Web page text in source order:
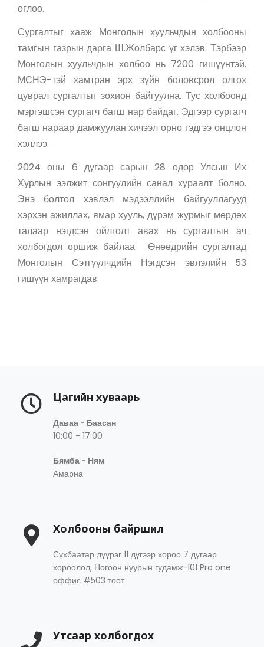
өглөө.
Сургалтыг хааж Монголын хуульчдын холбооны
тамгын газрын дарга Ш.Жолбарс үг хэлэв. Тэрбээр
Монголын хуульчдын холбоо нь 7200 гишүүнтэй.
МСНЭ-тэй хамтран эрх зүйн боловсрол олгох
цуврал сургалтыг зохион байгуулна. Тус холбоонд
мэргэшсэн сургагч багш нар байдаг. Эдгээр сургагч
багш нараар дамжуулан хичээл орно гэдгээ онцлон
хэллээ.
2024 оны 6 дугаар сарын 28 өдөр Улсын Их
Хурлын ээлжит сонгуулийн санал хураалт болно.
Энэ болтол хэвлэл мэдээллийн байгууллагууд
хэрхэн ажиллах, ямар хууль, дүрэм журмыг мөрдөх
талаар нэгдсэн ойлголт авах нь сургалтын ач
холбогдол оршиж байлаа. Өнөөдрийн сургалтад
Монголын Сэтгүүлчдийн Нэгдсэн эвлэлийн 53
гишүүн хамрагдав.
Цагийн хуваарь
Даваа - Баасан
10:00 - 17:00
Бямба - Ням
Амарна
Холбооны байршил
Сүхбаатар дүүрэг 11 дүгээр хороо 7 дугаар
хороолол, Ногоон нуурын гудамж-101 Pro one
оффис #503 тоот
Утсаар холбогдох